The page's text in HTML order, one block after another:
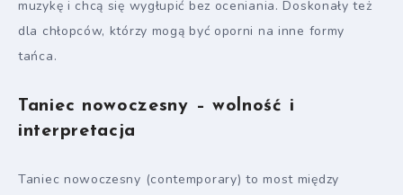
muzykę i chcą się wygłupić bez oceniania. Doskonały też
dla chłopców, którzy mogą być oporni na inne formy
tańca.
Taniec nowoczesny – wolność i
interpretacja
Taniec nowoczesny (contemporary) to most między